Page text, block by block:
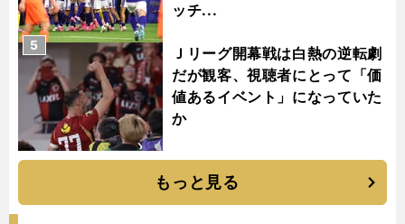
ッチ...
Ｊリーグ開幕戦は白熱の逆転劇
だが観客、視聴者にとって「価
値あるイベント」になっていた
か
5
もっと見る